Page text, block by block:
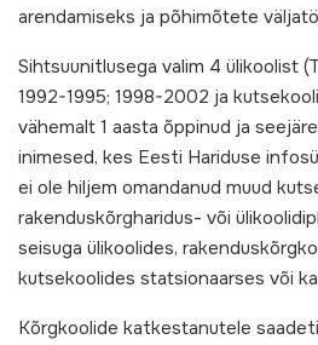
arendamiseks ja põhimõtete
Sihtsuunitlusega valim 4 ülikoolist
1992-1995; 1998-2002 ja
vähemalt 1 aasta õppinud ja
inimesed, kes Eesti Hariduse
ei ole hiljem omandanud muud
rakenduskõrgharidus- või
seisuga ülikoolides,
kutsekoolides statsionaarses või
Kõrgkoolide katkestanutele